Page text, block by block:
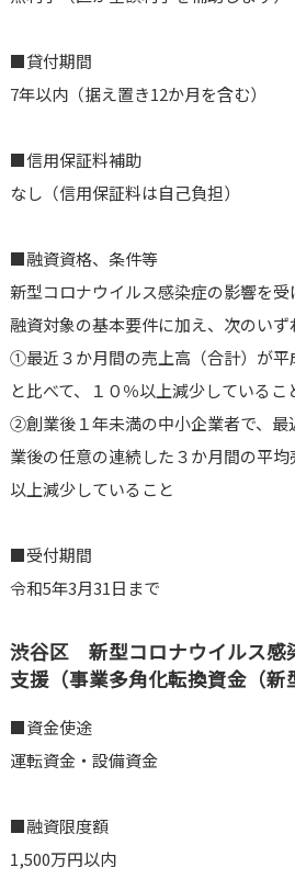
■貸付期間
7年以内（据え置き12か月を含む）
■信用保証料補助
なし（信用保証料は自己負担）
■融資資格、条件等
新型コロナウイルス感染症の影響を受
融資対象の基本要件に加え、次のい
①最近３か月間の売上高（合計）が平
と比べて、１０％以上減少しているこ
②創業後１年未満の中小企業者で、最
業後の任意の連続した３か月間の平
以上減少していること
■受付期間
令和5年3月31日まで
渋谷区 新型コロナウイルス感
支援（事業多角化転換資金（新
■資金使途
運転資金・設備資金
■融資限度額
1,500万円以内